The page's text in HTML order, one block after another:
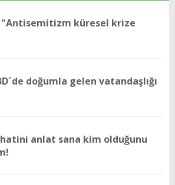
"Antisemitizm küresel krize
doğumla gelen vatandaşlığı
anlat sana kim olduğunu